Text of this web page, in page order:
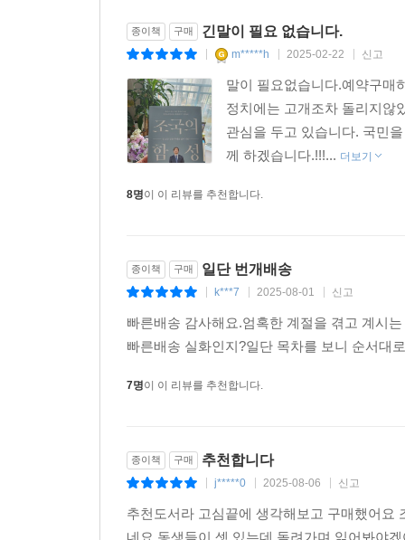
레거시 미디어와 유튜브의 팩트 체크
한국 사회의 엘리트주의
법(法): 법을 알면 보이는 것들
왜 나는 법을 공부하는가
법이 공정해도 법률가가 공정하지 않다면
일상화된 폭력으로부터의 해방
범죄라고 규정한 행위가 정말 범죄가 맞는가
3 살아내는 공부
인(人): 인간적 약점을 사랑하게 만드는 원동력
지식인의 지식인, 유시민 작가
우정, 힘들 때 더더욱 빛이 나는 관계
동지를 모으는 덕목
종이책 구매 긴말이 필요 없습니다.
m*****h 2025-02-22 신고
말이 필요없습니다.예약구매
정치에는 고개조차 돌리지않
관심을 두고 있습니다. 국민
께 하겠습니다.!!!... 더보기
8명이 이 리뷰를 추천합니다.
종이책 구매 일단 번개배송
k***7 2025-08-01 신고
빠른배송 감사해요.엄혹한 계절을 겪고 계시
빠른배송 실화인지?일단 목차를 보니 순서대
7명이 이 리뷰를 추천합니다.
종이책 구매 추천합니다
j*****0 2025-08-06 신고
추천도서라 고심끝에 생각해보고 구매했어요
네요 동생들이 셋 있는데 돌려가며 읽어봐야